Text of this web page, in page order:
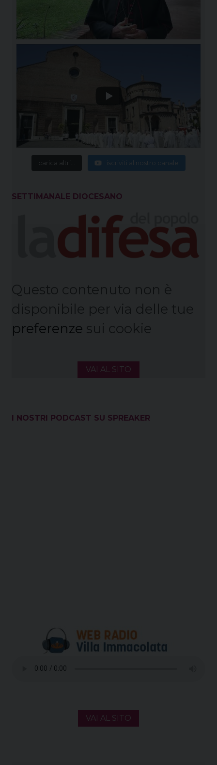
carica altri... iscriviti al nostro canale
SETTIMANALE DIOCESANO
Questo contenuto non è
disponibile per via delle tue
preferenze sui cookie
VAI AL SITO
I NOSTRI PODCAST SU SPREAKER
VAI AL SITO